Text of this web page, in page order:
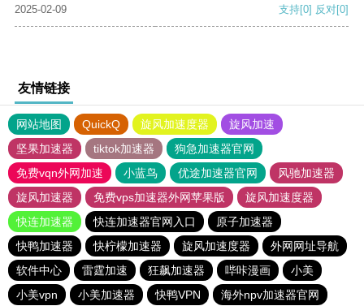
2025-02-09 支持[0] 反对[0]
友情链接
网站地图 QuickQ 旋风加速度器
旋风加速
坚果加速器
tiktok加速器
狗急加速器官网
免费vqn外网加速
小蓝鸟 优途加速器官网
风驰加速器
旋风加速器
免费vps加速器外网苹果版
旋风加速度器
快连加速器
快连加速器官网入口
原子加速器
快鸭加速器
快柠檬加速器 旋风加速度器
外网网址导航
软件中心
雷霆加速 狂飙加速器 哔咔漫画
小美
小美vpn
小美加速器 快鸭VPN 海外npv加速器官网